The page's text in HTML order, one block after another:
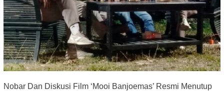
Nobar Dan Diskusi Film ‘Mooi Banjoemas’ Resmi Menutup